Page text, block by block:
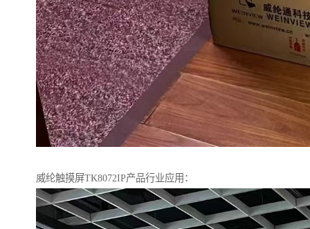
威纶触摸屏TK8072IP产品行业应用：